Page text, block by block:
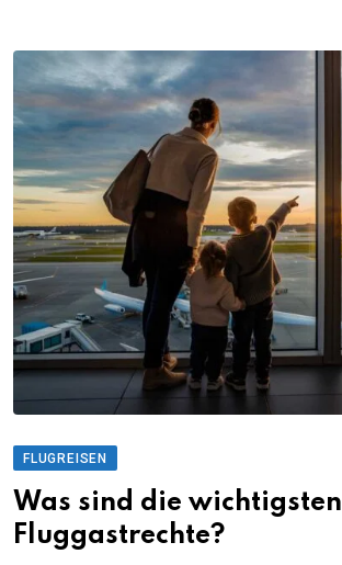
FLUGREISEN
Was sind die wichtigsten
Fluggastrechte?